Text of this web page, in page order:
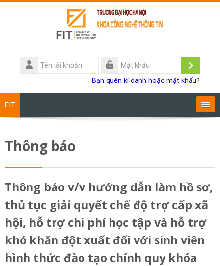
Tên
tài
Đăng
Bạn quên kí danh hoặc mật khẩu?
FIT
Giảng viên
Sinh viên
Research
Tiếng Việt
kiếm
Thông báo
Thông báo v/v hướng dẫn làm hồ sơ,
thủ tục giải quyết chế độ trợ cấp xã
hội, hỗ trợ chi phí học tập và hỗ trợ
khó khăn đột xuất đối với sinh viên
hình thức đào tạo chính quy khóa